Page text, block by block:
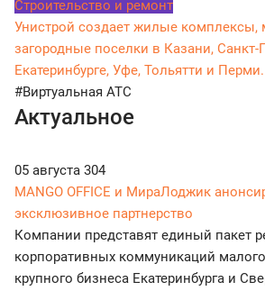
Строительство и ремонт
Унистрой создает жилые комплексы,
загородные поселки в Казани, Санкт-
Екатеринбурге, Уфе, Тольятти и Перми.
#Виртуальная АТС
Актуальное
05 августа 304
MANGO OFFICE и МираЛоджик
эксклюзивное партнерство
Компании представят единый пакет
корпоративных коммуникаций
крупного бизнеса Екатеринбурга и